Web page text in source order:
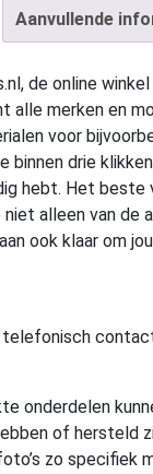
Aanvullende
de online
alle merken en
voor
binnen drie
hebt. Het beste
niet alleen van de
ook klaar om
telefonisch
onderdelen
of hersteld
zo specifiek